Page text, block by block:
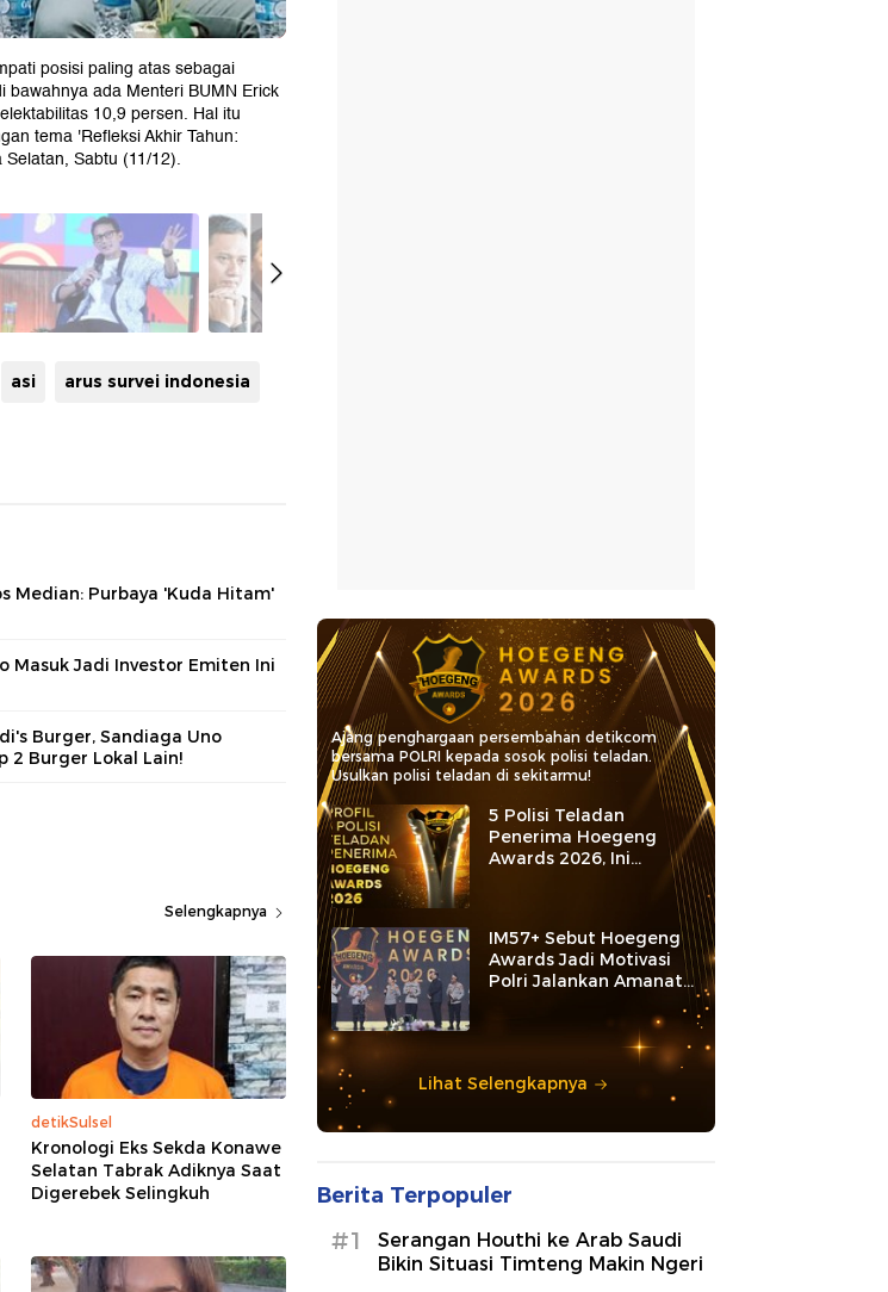
posisi paling atas sebagai
ada Menteri BUMN Erick
10,9 persen. Hal itu
tema 'Refleksi Akhir Tahun:
Sabtu (11/12).
asi arus survei indonesia
Median: Purbaya 'Kuda Hitam'
Masuk Jadi Investor Emiten Ini
Burger, Sandiaga Uno
2 Burger Lokal Lain!
Selengkapnya
detikSulsel
Kronologi Eks Sekda Konawe
Selatan Tabrak Adiknya Saat
Digerebek Selingkuh
Ajang penghargaan persembahan detikcom
bersama POLRI kepada sosok polisi teladan.
Usulkan polisi teladan di sekitarmu!
5 Polisi Teladan
Penerima Hoegeng
Awards 2026, Ini
Kategori dan Kiprahnya
IM57+ Sebut Hoegeng
Awards Jadi Motivasi
Polri Jalankan Amanat
Lihat Selengkapnya
Berita Terpopuler
#1
Serangan Houthi ke Arab Saudi
Bikin Situasi Timteng Makin Ngeri